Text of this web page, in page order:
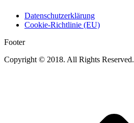
Datenschutzerklärung
Cookie-Richtlinie (EU)
Footer
Copyright © 2018. All Rights Reserved.